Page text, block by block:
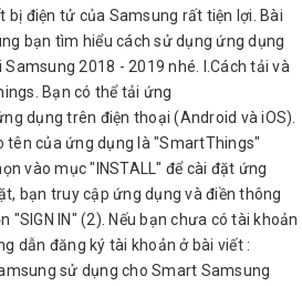
bị điện tử của Samsung rất tiện lợi. Bài
bạn tìm hiểu cách sử dụng ứng dụng
2018 - 2019 nhé. I.Cách tải và
Bạn có thể tải ứng
dụng trên điện thoại (Android và iOS).
tên của ứng dụng là "SmartThings"
vào mục "INSTALL" để cài đặt ứng
bạn truy cập ứng dụng và điền thông
"SIGN IN" (2). Nếu bạn chưa có tài khoản
dẫn đăng ký tài khoản ở bài viết :
sử dụng cho Smart Samsung